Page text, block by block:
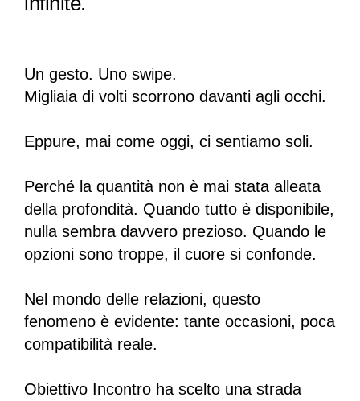
Un gesto. Uno swipe.
Migliaia di volti scorrono davanti agli occhi.
Eppure, mai come oggi, ci sentiamo soli.
Perché la quantità non è mai stata alleata
della profondità. Quando tutto è disponibile,
nulla sembra davvero prezioso. Quando le
opzioni sono troppe, il cuore si confonde.
Nel mondo delle relazioni, questo
fenomeno è evidente: tante occasioni, poca
compatibilità reale.
Obiettivo Incontro ha scelto una strada